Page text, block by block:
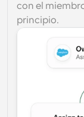
con el
principio.